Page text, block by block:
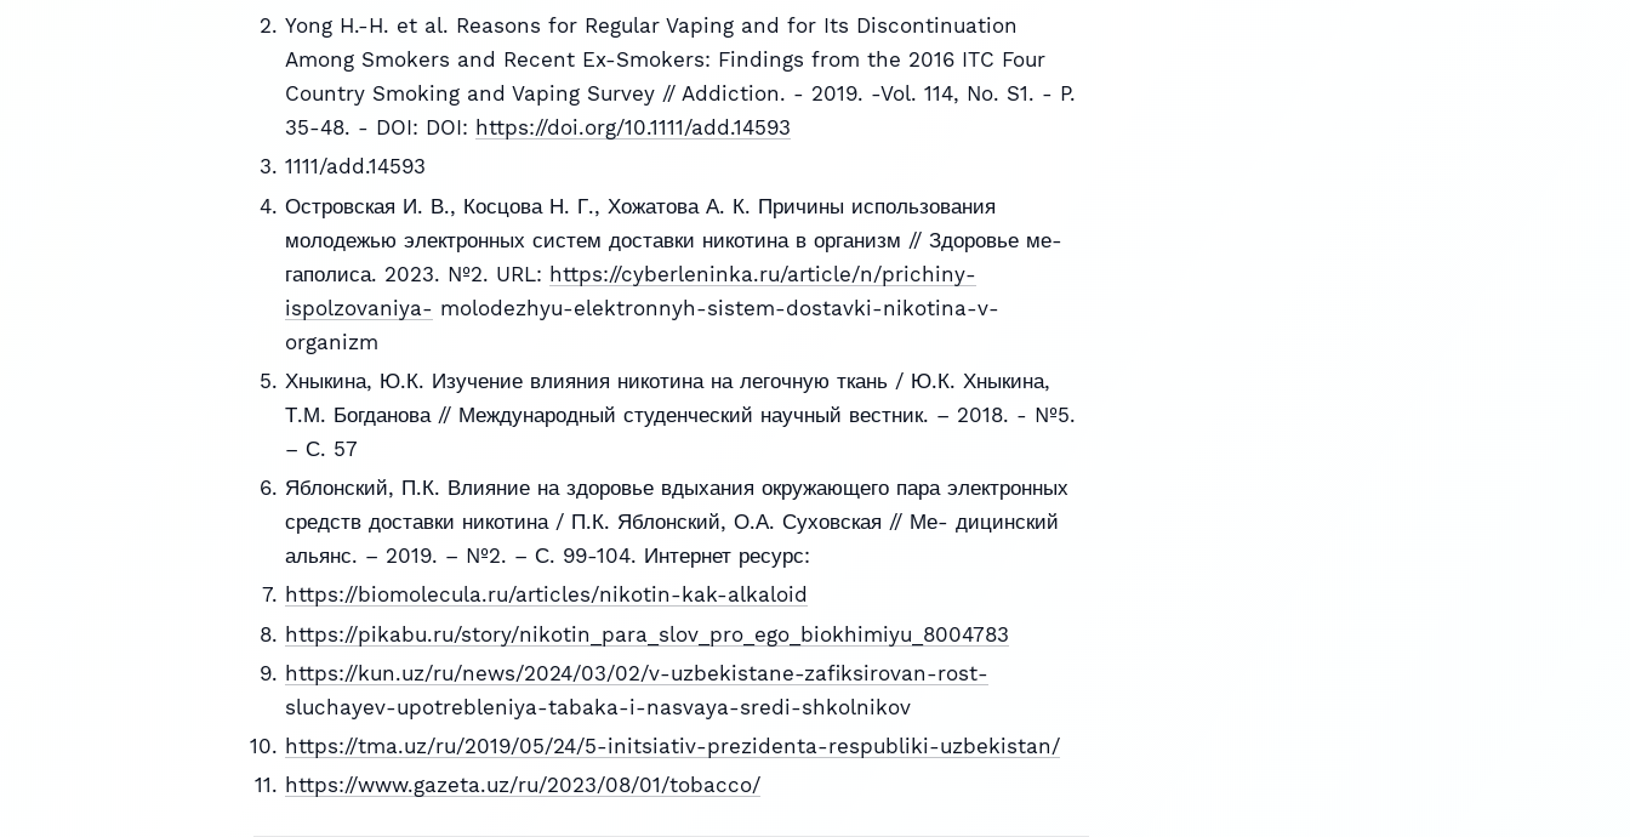
Yong H.-H. et al. Reasons for Regular Vaping and for Its Discontinuation
Among Smokers and Recent Ex-Smokers: Findings from the 2016 ITC Four
Country Smoking and Vaping Survey // Addiction. - 2019. -Vol. 114, No. S1. - P.
35-48. - DOI: DOI: https://doi.org/10.1111/add.14593
1111/add.14593
Островская И. В., Косцова Н. Г., Хожатова А. К. Причины использования
молодежью электронных систем доставки никотина в организм // Здоровье ме-
гаполиса. 2023. №2. URL: https://cyberleninka.ru/article/n/prichiny-
ispolzovaniya- molodezhyu-elektronnyh-sistem-dostavki-nikotina-v-
organizm
Хныкина, Ю.К. Изучение влияния никотина на легочную ткань / Ю.К. Хныкина,
Т.М. Богданова // Международный студенческий научный вестник. – 2018. - №5.
– С. 57
Яблонский, П.К. Влияние на здоровье вдыхания окружающего пара электронных
средств доставки никотина / П.К. Яблонский, О.А. Суховская // Ме- дицинский
альянс. – 2019. – №2. – С. 99-104. Интернет ресурс:
https://biomolecula.ru/articles/nikotin-kak-alkaloid
https://pikabu.ru/story/nikotin_para_slov_pro_ego_biokhimiyu_8004783
https://kun.uz/ru/news/2024/03/02/v-uzbekistane-zafiksirovan-rost-
sluchayev-upotrebleniya-tabaka-i-nasvaya-sredi-shkolnikov
https://tma.uz/ru/2019/05/24/5-initsiativ-prezidenta-respubliki-uzbekistan/
https://www.gazeta.uz/ru/2023/08/01/tobacco/